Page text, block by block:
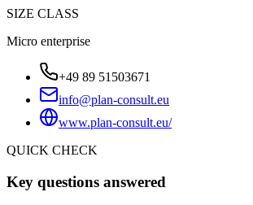
SIZE CLASS
Micro enterprise
+49 89 51503671
info@plan-consult.eu
www.plan-consult.eu/
QUICK CHECK
Key questions answered